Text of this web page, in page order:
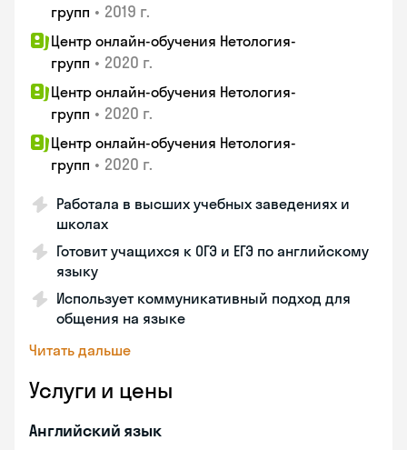
групп • 2019 г.
Центр онлайн-обучения Нетология-
групп • 2020 г.
Центр онлайн-обучения Нетология-
групп • 2020 г.
Центр онлайн-обучения Нетология-
групп • 2020 г.
Работала в высших учебных заведениях и
школах
Готовит учащихся к ОГЭ и ЕГЭ по английскому
языку
Использует коммуникативный подход для
общения на языке
Читать дальше
Услуги и цены
Английский язык